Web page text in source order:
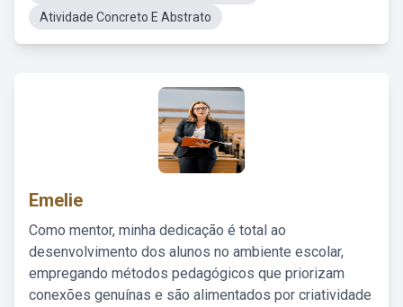
Atividade Concreto E Abstrato
Emelie
Como mentor, minha dedicação é total ao
desenvolvimento dos alunos no ambiente escolar,
empregando métodos pedagógicos que priorizam
conexões genuínas e são alimentados por criatividade